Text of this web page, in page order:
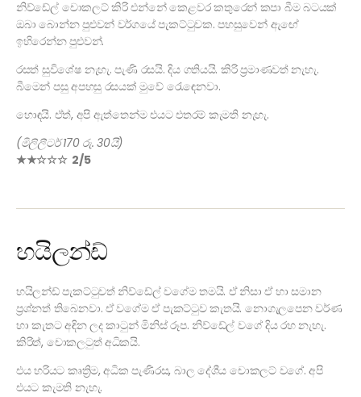
නිව්ඩේල් චොකලට් කිරි එන්නේ කෙළවර කතුරෙන් කපා බීම බ‍ටයක්
ඔබා බොන්න පුළුවන් වර්ගයේ පැකට්ටුවක. පහසුවෙන් ඇ‍‍ඟේ
ඉහිරෙන්න පුළුවන්.
රසත් සුවිශේෂ නැහැ. පැණි රසයි. දිය ගතියයි. කිරි ප්‍රමාණවත් නැහැ.
බීමෙන් පසු අපහසු රසයක් මුවේ රැ‍ෙඳෙනවා.
හොඳයි. ඒත්, අපි ඇත්තෙන්ම එයට එතරම් කැමති නැහැ.
(මිලිලීටර් 170 රු. 30යි)
★★☆☆☆ 2/5
හයිලන්ඩ්
හයිලන්ඩ් පැකට්ටුවත් නිව්ඩේල් වගේම තමයි. ඒ නිසා ඒ හා සමාන
ප්‍රශ්නත් තිබෙනවා. ඒ වගේම ඒ පැකට්ටුව කැතයි. නොගැලපෙන වර්ණ
හා කැතට අඳින ලද කාටුන් මිනිස් රූප. නිව්ඩේල් වගේ දිය රහ නැහැ.
කිරිත්, චොකලටුත් අධිකයි.
එය හරියට කෘත්‍රිම, අධික පැණිරස, බාල දේශීය චොකලට් වගේ. අපි
එයට කැමති නැහැ.